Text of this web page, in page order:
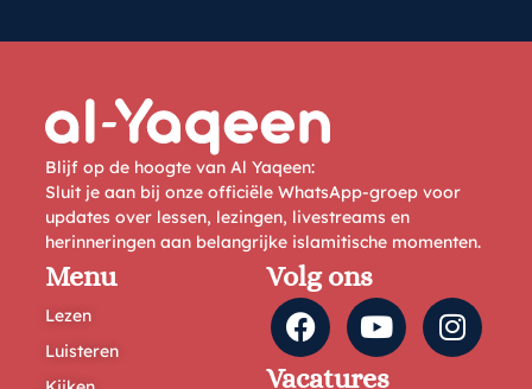
Blijf op de hoogte van Al Yaqeen:
Sluit je aan bij onze officiële WhatsApp-groep voor
updates over lessen, lezingen, livestreams en
herinneringen aan belangrijke islamitische momenten.
Menu
Lezen
Luisteren
Volg ons
Vacatures